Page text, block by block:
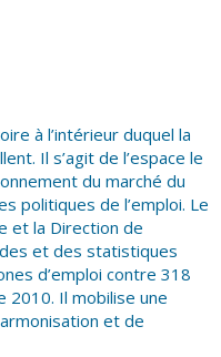
à l’intérieur duquel la
Il s’agit de l’espace le
du marché du
politiques de l’emploi. Le
et la Direction de
et des statistiques
d’emploi contre 318
2010. Il mobilise une
et de